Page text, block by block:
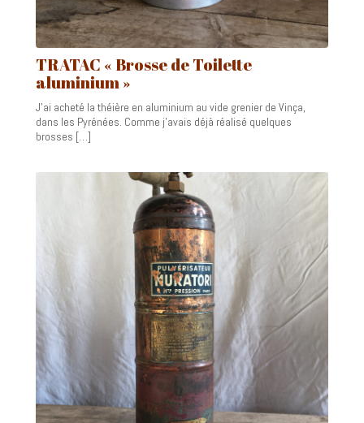
TRATAC « Brosse de Toilette
aluminium »
J’ai acheté la théière en aluminium au vide grenier de Vinça,
dans les Pyrénées. Comme j’avais déjà réalisé quelques
brosses […]